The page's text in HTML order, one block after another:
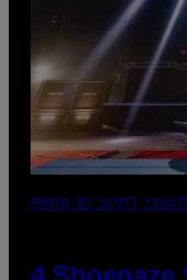
PHOTO BY SCOTT